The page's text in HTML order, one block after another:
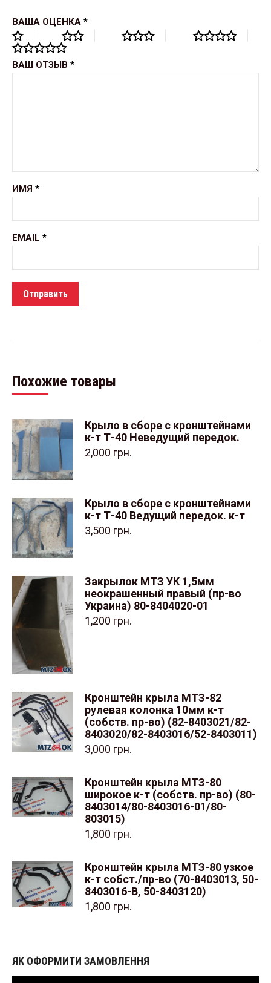
ВАША ОЦЕНКА *
ВАШ ОТЗЫВ *
ИМЯ *
EMAIL *
Похожие товары
Крыло в сборе с кронштейнами
к-т Т-40 Неведущий передок.
2,000 грн.
Крыло в сборе с кронштейнами
к-т Т-40 Ведущий передок. к-т
3,500 грн.
Закрылок МТЗ УК 1,5мм
неокрашенный правый (пр-во
Украина) 80-8404020-01
1,200 грн.
Кронштейн крыла МТЗ-82
рулевая колонка 10мм к-т
(собств. пр-во) (82-8403021/82-
8403020/82-8403016/52-8403011)
3,000 грн.
Кронштейн крыла МТЗ-80
широкое к-т (собств. пр-во) (80-
8403014/80-8403016-01/80-
803015)
1,800 грн.
Кронштейн крыла МТЗ-80 узкое
к-т собст./пр-во (70-8403013, 50-
8403016-В, 50-8403120)
1,800 грн.
ЯК ОФОРМИТИ ЗАМОВЛЕННЯ